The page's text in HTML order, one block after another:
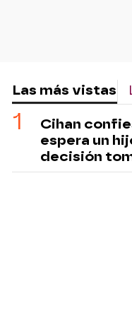
Las más vistas
Cihan
espera un
decisión